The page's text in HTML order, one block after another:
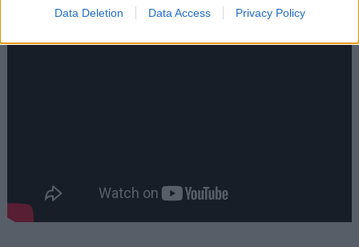
Data Deletion Data Access Privacy Policy